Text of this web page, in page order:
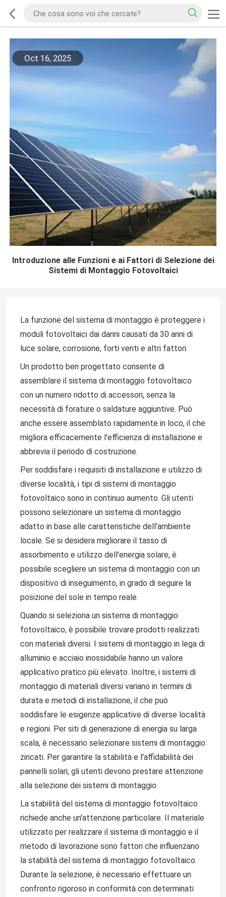
Oct 16, 2025
Introduzione alle Funzioni e ai Fattori di Selezione dei
Sistemi di Montaggio Fotovoltaici
La funzione del sistema di montaggio è proteggere i
moduli fotovoltaici dai danni causati da 30 anni di
luce solare, corrosione, forti venti e altri fattori.
Un prodotto ben progettato consente di
assemblare il sistema di montaggio fotovoltaico
con un numero ridotto di accessori, senza la
necessità di forature o saldature aggiuntive. Può
anche essere assemblato rapidamente in loco, il che
migliora efficacemente l'efficienza di installazione e
abbrevia il periodo di costruzione.
Per soddisfare i requisiti di installazione e utilizzo di
diverse località, i tipi di sistemi di montaggio
fotovoltaico sono in continuo aumento. Gli utenti
possono selezionare un sistema di montaggio
adatto in base alle caratteristiche dell'ambiente
locale. Se si desidera migliorare il tasso di
assorbimento e utilizzo dell'energia solare, è
possibile scegliere un sistema di montaggio con un
dispositivo di inseguimento, in grado di seguire la
posizione del sole in tempo reale.
Quando si seleziona un sistema di montaggio
fotovoltaico, è possibile trovare prodotti realizzati
con materiali diversi. I sistemi di montaggio in lega di
alluminio e acciaio inossidabile hanno un valore
applicativo pratico più elevato. Inoltre, i sistemi di
montaggio di materiali diversi variano in termini di
durata e metodi di installazione, il che può
soddisfare le esigenze applicative di diverse località
e regioni. Per siti di generazione di energia su larga
scala, è necessario selezionare sistemi di montaggio
zincati. Per garantire la stabilità e l'affidabilità dei
pannelli solari, gli utenti devono prestare attenzione
alla selezione dei sistemi di montaggio.
La stabilità del sistema di montaggio fotovoltaico
richiede anche un'attenzione particolare. Il materiale
utilizzato per realizzare il sistema di montaggio e il
metodo di lavorazione sono fattori che influenzano
la stabilità del sistema di montaggio fotovoltaico.
Durante la selezione, è necessario effettuare un
confronto rigoroso in conformità con determinati